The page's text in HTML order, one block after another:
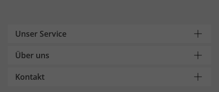
Unser Service
Über uns
Kontakt